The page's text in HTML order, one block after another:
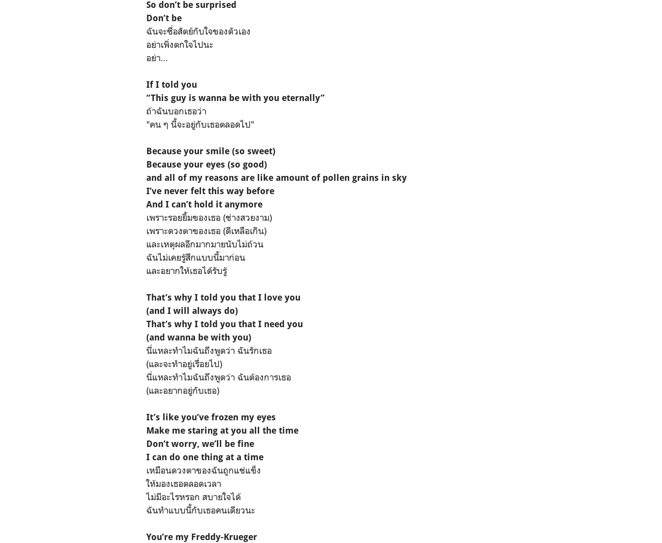
So don’t be surprised
Don’t be
ฉันจะซื่อสัตย์กับใจของตัวเอง
อย่าเพิ่งตกใจไปนะ
อย่า...
If I told you
“This guy is wanna be with you eternally”
ถ้าฉันบอกเธอว่า
"คน ๆ นี้จะอยู่กับเธอตลอดไป"
Because your smile (so sweet)
Because your eyes (so good)
and all of my reasons are like amount of pollen grains in sky
I’ve never felt this way before
And I can’t hold it anymore
เพราะรอยยิ้มของเธอ (ช่างสวยงาม)
เพราะดวงตาของเธอ (ดีเหลือเกิน)
และเหตุผลอีกมากมายนับไม่ถ้วน
ฉันไม่เคยรู้สึกแบบนี้มาก่อน
และอยากให้เธอได้รับรู้
That’s why I told you that I love you
(and I will always do)
That’s why I told you that I need you
(and wanna be with you)
นี่แหละทำไมฉันถึงพูดว่า ฉันรักเธอ
(และจะทำอยู่เรื่อยไป)
นี่แหละทำไมฉันถึงพูดว่า ฉันต้องการเธอ
(และอยากอยู่กับเธอ)
It’s like you’ve frozen my eyes
Make me staring at you all the time
Don’t worry, we’ll be fine
I can do one thing at a time
เหมือนดวงตาของฉันถูกแช่แข็ง
ให้มองเธอตลอดเวลา
ไม่มีอะไรหรอก สบายใจได้
ฉันทำแบบนี้กับเธอคนเดียวนะ
You’re my Freddy-Krueger